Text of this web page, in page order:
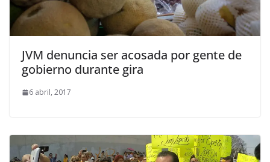
JVM denuncia ser acosada por gente de
gobierno durante gira
6 abril, 2017